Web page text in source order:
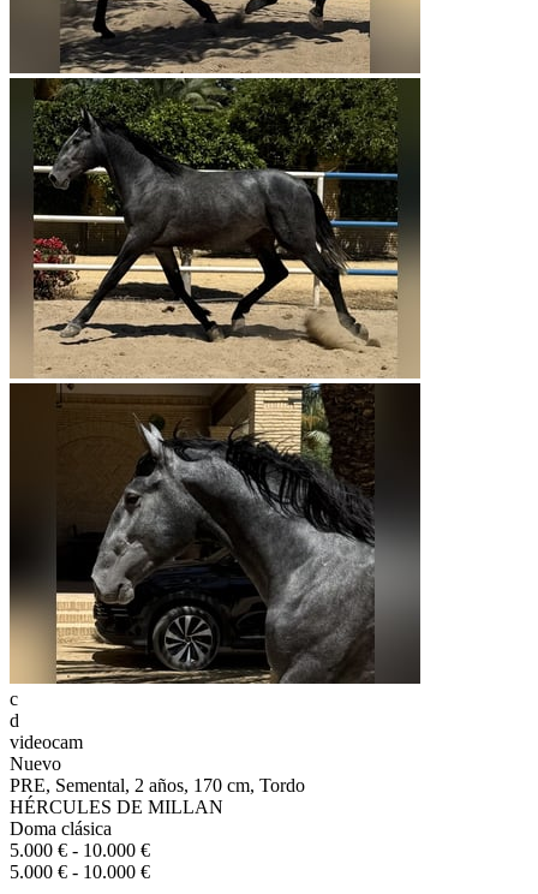
c
d
videocam
Nuevo
PRE, Semental, 2 años, 170 cm, Tordo
HÉRCULES DE MILLAN
Doma clásica
5.000 € - 10.000 €
5.000 € - 10.000 €